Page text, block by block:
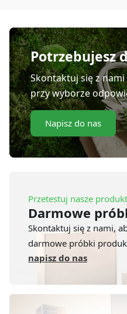
Potrzebujesz
Skontaktuj się z
przy wyborze
Napisz do nas
Przetestuj nasze
Darmowe
Skontaktuj się z nami,
darmowe próbki
napisz do nas